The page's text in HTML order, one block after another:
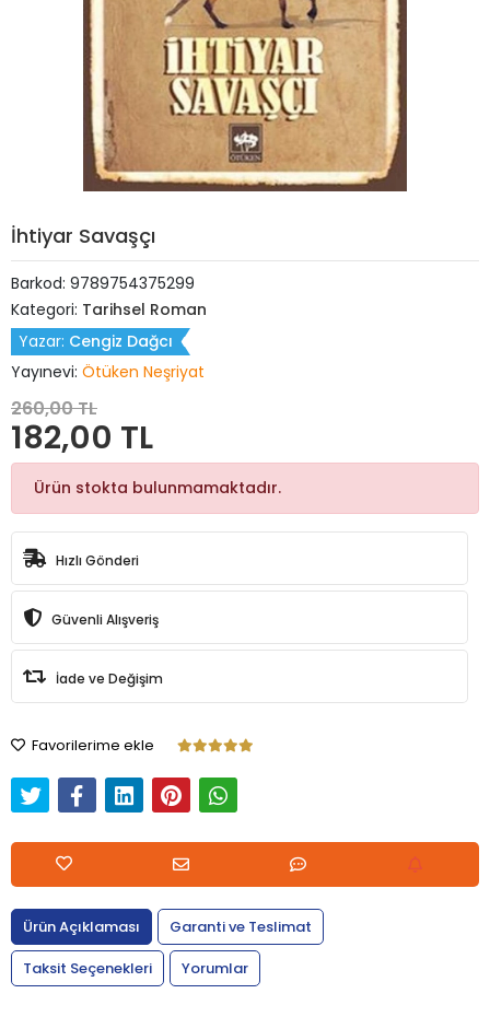
İhtiyar Savaşçı
Barkod: 9789754375299
Kategori: Tarihsel Roman
Yazar: Cengiz Dağcı
Yayınevi: Ötüken Neşriyat
260,00 TL
182,00 TL
Ürün stokta bulunmamaktadır.
Hızlı Gönderi
Güvenli Alışveriş
İade ve Değişim
Favorilerime ekle
Ürün Açıklaması
Garanti ve Teslimat
Taksit Seçenekleri
Yorumlar